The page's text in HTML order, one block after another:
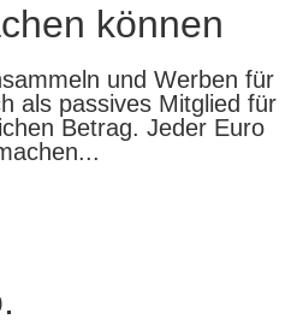
können
und Werben für
als passives Mitglied für
Betrag. Jeder Euro